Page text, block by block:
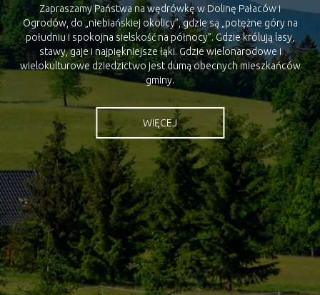
Zapraszamy Państwa na wędrówkę w Dolinę Pałaców i
Ogrodów, do „niebiańskiej okolicy”, gdzie są „potężne góry na
południu i spokojna sielskość na północy”. Gdzie królują lasy,
stawy, gaje i najpiękniejsze łąki. Gdzie wielonarodowe i
wielokulturowe dziedzictwo jest dumą obecnych mieszkańców
gminy.
WIĘCEJ